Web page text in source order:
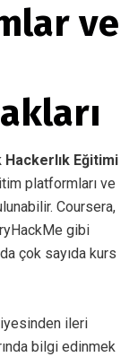
ve
Hackerlık Eğitimi
platformları ve
Coursera,
gibi
çok sayıda kurs
ileri
bilgi edinmek